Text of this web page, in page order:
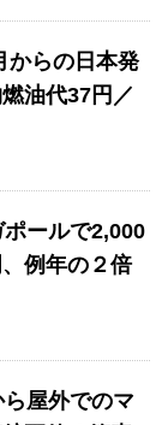
からの日本発
油代37円／
ールで2,000
例年の２倍
屋外でのマ